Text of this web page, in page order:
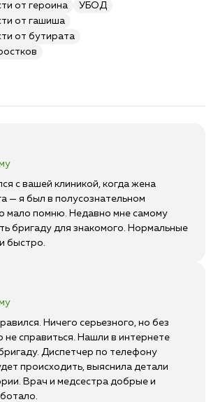
от героина
УБОД
от гашиша
от бутирата
с вашей клиникой, когда жена
— я был в полусознательном
мало помню. Недавно мне самому
бригаду для знакомого. Нормальные
быстро.
Ничего серьезного, но без
справиться. Нашли в интернете
Диспетчер по телефону
происходить, выяснила детали
Врач и медсестра добрые и